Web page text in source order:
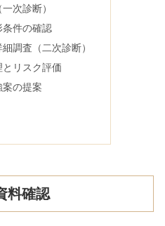
次診断）
条件の確認
調査（二次診断）
リスク評価
の提案
料確認